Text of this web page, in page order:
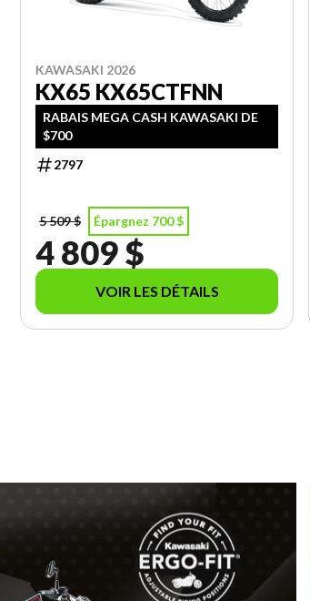
KAWASAKI 2026
KX65 KX65CTFNN
RABAIS MEGA CASH KAWASAKI DE
$700
2797
5 509 $ Épargnez 700 $
4 809 $
VOIR LES DÉTAILS